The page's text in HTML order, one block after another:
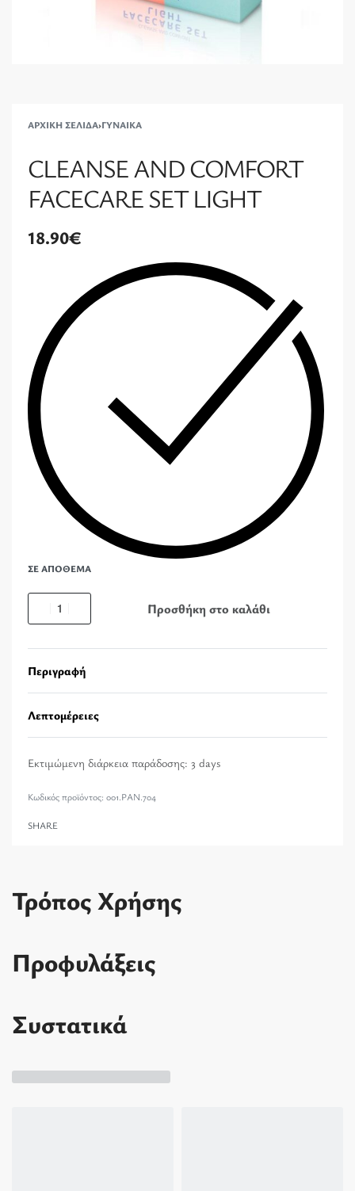
ΑΡΧΙΚΉ ΣΕΛΊΔΑ›ΓΥΝΑΊΚΑ
CLEANSE AND COMFORT
FACECARE SET LIGHT
18.90€
ΣΕ ΑΠΌΘΕΜΑ
Προσθήκη στο καλάθι
Περιγραφή
Λεπτομέρειες
Εκτιμώμενη διάρκεια παράδοσης: 3 days
001.PAN.704
SHARE
Τρόπος Χρήσης
Προφυλάξεις
Συστατικά